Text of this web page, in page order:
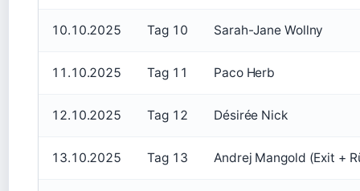
10.10.2025 Tag 10 Sarah-Jane Wollny
11.10.2025 Tag 11 Paco Herb
12.10.2025 Tag 12 Désirée Nick
13.10.2025 Tag 13 Andrej Mangold (Exit +